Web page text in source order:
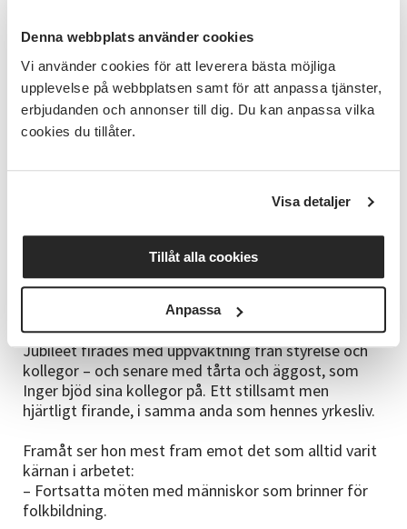
Denna webbplats använder cookies
Vi använder cookies för att leverera bästa möjliga
upplevelse på webbplatsen samt för att anpassa tjänster,
erbjudanden och annonser till dig. Du kan anpassa vilka
cookies du tillåter.
Visa detaljer
Tillåt alla cookies
Anpassa
Vuxenskolan kommer att behövas även i framtiden.
– Folkbildning kommer alltid att vara viktig.
Samtalet och mötet runt bordet, och den dynamik
som uppstår i en studiecirkel, går inte att ersätta.
Om hon fick välja ett enda ord som sammanfattar
– Folkbildning, säger hon utan att tveka.
Till den som är ny på Studieförbundet Vuxenskolan
har Inger ett enkelt men klokt råd:
alltid mycket att lära och ta in som nyanställd.
Firande och framtid
Jubileet firades med uppvaktning från styrelse och
kollegor – och senare med tårta och äggost, som
Inger bjöd sina kollegor på. Ett stillsamt men
hjärtligt firande, i samma anda som hennes yrkesliv.
Framåt ser hon mest fram emot det som alltid varit
kärnan i arbetet:
– Fortsatta möten med människor som brinner för
folkbildning.